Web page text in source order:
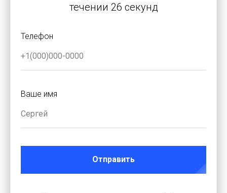
течении 26 секунд
Телефон
Ваше имя
Отправить